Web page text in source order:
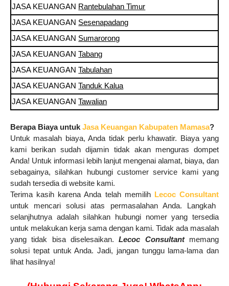
JASA KEUANGAN Rantebulahan Timur
JASA KEUANGAN Sesenapadang
JASA KEUANGAN Sumarorong
JASA KEUANGANTabang
JASA KEUANGANTabulahan
JASA KEUANGANTanduk Kalua
JASA KEUANGANTawalian
Berapa Biaya untuk Jasa Keuangan Kabupaten Mamasa?
Untuk masalah biaya, Anda tidak perlu khawatir. Biaya yang
kami berikan sudah dijamin tidak akan menguras dompet
Anda! Untuk informasi lebih lanjut mengenai alamat, biaya, dan
sebagainya, silahkan hubungi customer service kami yang
sudah tersedia di website kami.
Terima kasih karena Anda telah memilih
Lecoc Consultant
untuk mencari solusi atas permasalahan Anda. Langkah
selanjhutnya adalah silahkan hubungi nomer yang tersedia
untuk melakukan kerja sama dengan kami. Tidak ada masalah
yang tidak bisa diselesaikan.Lecoc Consultantmemang
solusi tepat untuk Anda. Jadi, jangan tunggu lama-lama dan
lihat hasilnya!